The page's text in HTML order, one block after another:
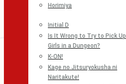
Horimiya
Initial D
Is It Wrong to Try to Pick Up
Girls in a Dungeon?
K-ON!
Kage no Jitsuryokusha ni
Naritakute!